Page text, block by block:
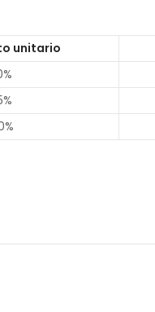
unitario